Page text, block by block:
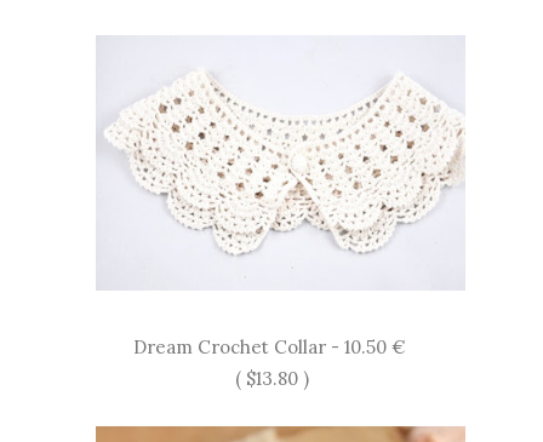
Dream Crochet Collar - 10.50 €
( $13.80 )